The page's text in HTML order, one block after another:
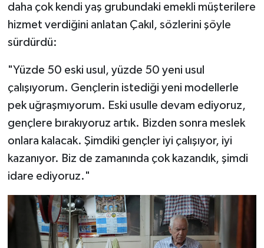
daha çok kendi yaş grubundaki emekli müşterilere
hizmet verdiğini anlatan Çakıl, sözlerini şöyle
sürdürdü:
"Yüzde 50 eski usul, yüzde 50 yeni usul
çalışıyorum. Gençlerin istediği yeni modellerle
pek uğraşmıyorum. Eski usulle devam ediyoruz,
gençlere bırakıyoruz artık. Bizden sonra meslek
onlara kalacak. Şimdiki gençler iyi çalışıyor, iyi
kazanıyor. Biz de zamanında çok kazandık, şimdi
idare ediyoruz."